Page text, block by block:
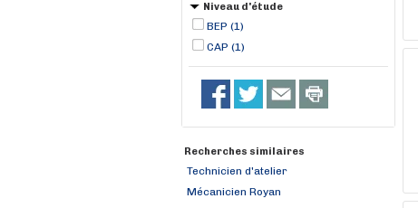
Niveau d'étude
BEP (1)
CAP (1)
Recherches similaires
Technicien d'atelier
Mécanicien Royan